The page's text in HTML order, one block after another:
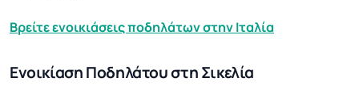
Βρείτε ενοικιάσεις ποδηλάτων στην Ιταλία
Ενοικίαση Ποδηλάτου στη Σικελία